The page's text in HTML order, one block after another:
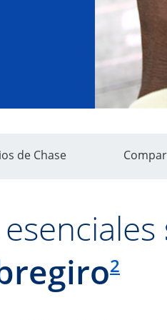
página para la sección de
de ChaseEnlace en la
2